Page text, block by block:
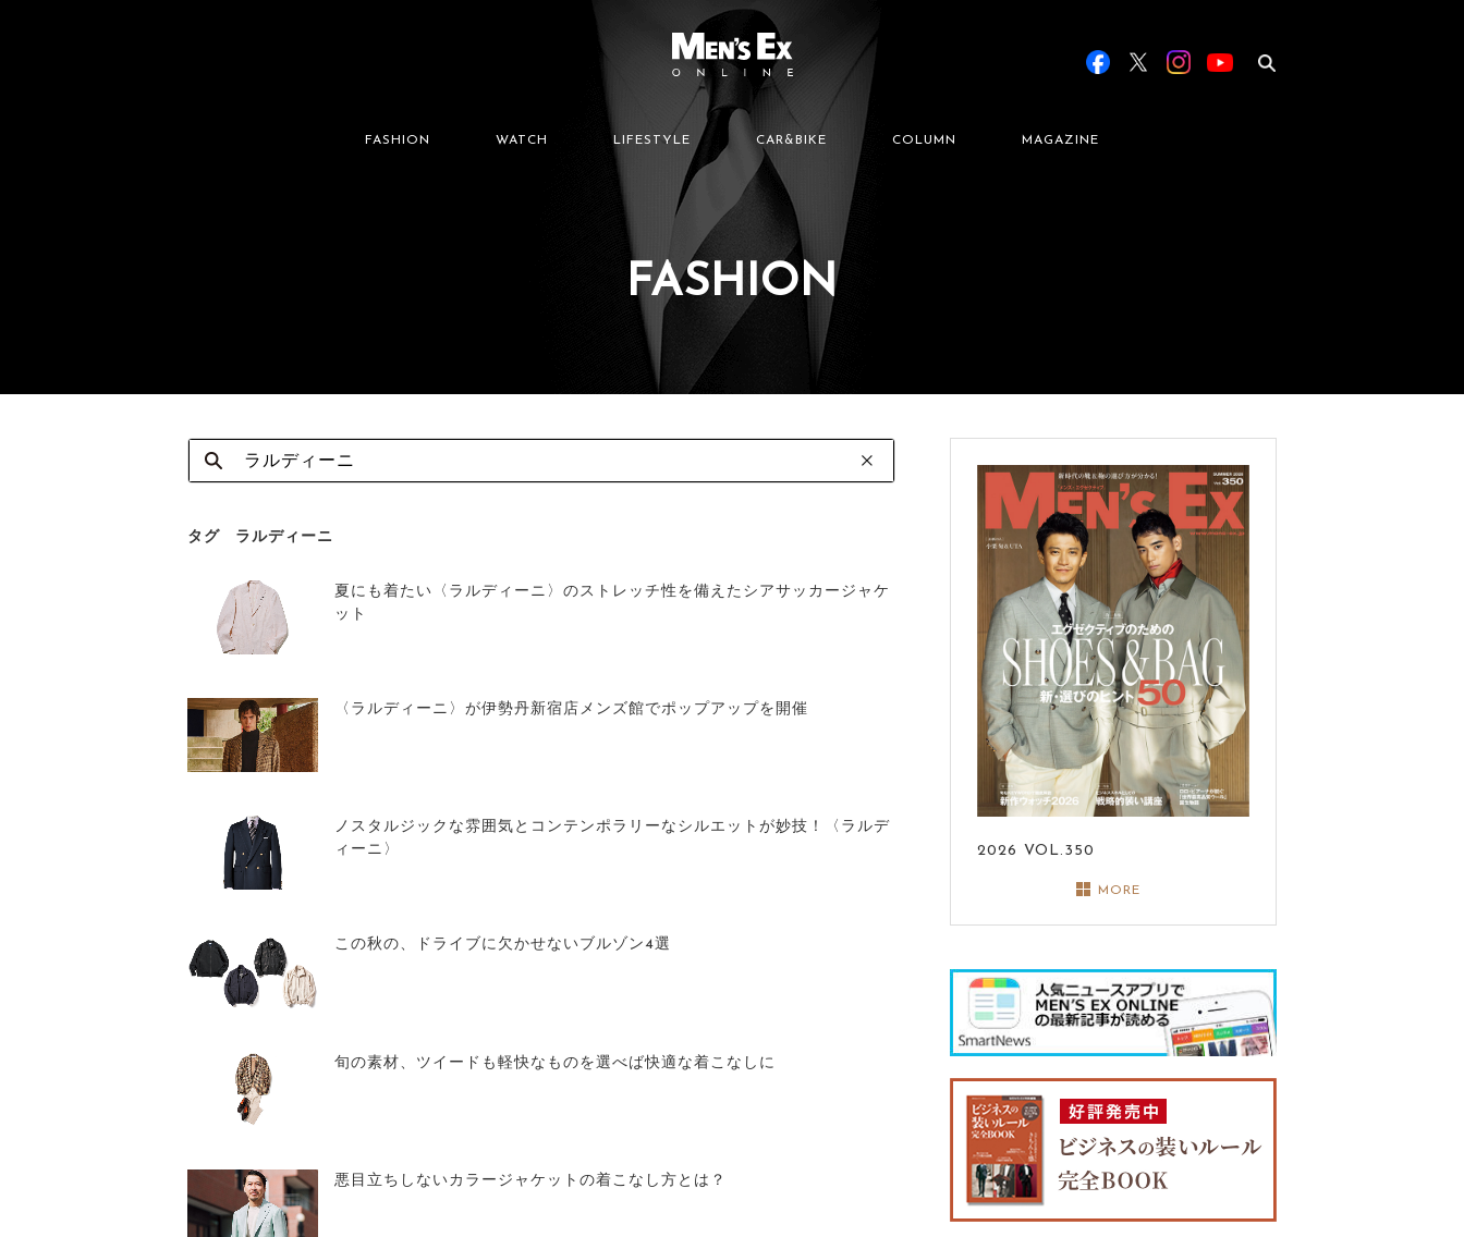
FASHION WATCH LIFESTYLE CAR&BIKE COLUMN MAGAZINE
FASHION
タグ ラルディーニ
夏にも着たい〈ラルディーニ〉のストレッチ性を備えたシアサッカージャケ
ット
〈ラルディーニ〉が伊勢丹新宿店メンズ館でポップアップを開催
ノスタルジックな雰囲気とコンテンポラリーなシルエットが妙技！〈ラルデ
ィーニ〉
この秋の、ドライブに欠かせないブルゾン4選
旬の素材、ツイードも軽快なものを選べば快適な着こなしに
悪目立ちしないカラージャケットの着こなし方とは？
2026 VOL.350
MORE